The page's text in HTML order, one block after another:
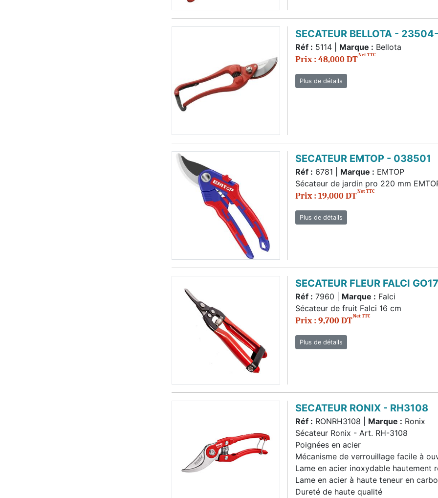
SECATEUR BELLOTA -
Réf : 5114 | Marque : Bellota
Prix : 48,000 DTNet TTC
Plus de détails
SECATEUR EMTOP - 038501
Réf : 6781 | Marque : EMTOP
Sécateur de jardin pro 220 mm
Prix : 19,000 DTNet TTC
Plus de détails
SECATEUR FLEUR FALCI
Réf : 7960 | Marque : Falci
Sécateur de fruit Falci 16 cm
Prix : 9,700 DTNet TTC
Plus de détails
SECATEUR RONIX - RH3108
Réf : RONRH3108 | Marque : Ronix
Sécateur Ronix - Art. RH-3108
Poignées en acier
Mécanisme de verrouillage facile à
Lame en acier inoxydable hautement
Lame en acier à haute teneur en
Dureté de haute qualité